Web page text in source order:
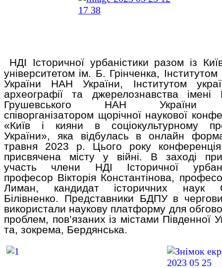
НДІ Історичної урбаністики разом із
університетом ім. Б. Грінченка, Інститутом
України НАН України, Інститутом
археографії та джерелознавства
Грушевського НАН України
співорганізатором щорічної наукової
«Київ і кияни в соціокультурному
України», яка відбулась в онлайн
травня 2023 р. Цього року
присвячена місту у війні. В заході
участь члени НДІ Історичної
професор Вікторія Константінова,
Лиман, кандидат історичних наук
Білівненко. Представники БДПУ в
використали наукову платформу для
проблем, пов’язаних із містами Південної
та, зокрема, Бердянська.